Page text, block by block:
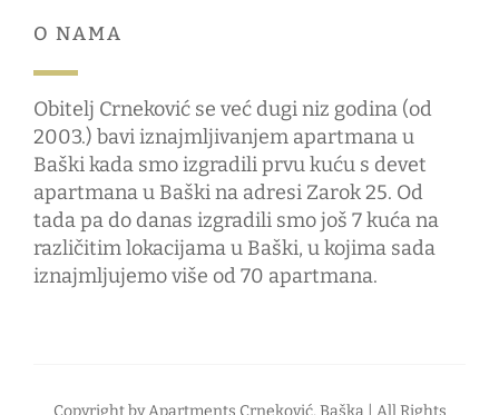
O NAMA
Obitelj Crneković se već dugi niz godina (od
2003.) bavi iznajmljivanjem apartmana u
Baški kada smo izgradili prvu kuću s devet
apartmana u Baški na adresi Zarok 25. Od
tada pa do danas izgradili smo još 7 kuća na
različitim lokacijama u Baški, u kojima sada
iznajmljujemo više od 70 apartmana.